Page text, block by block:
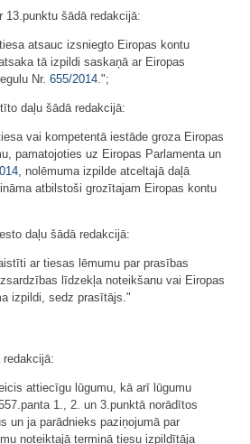
13.punktu šādā redakcijā:
atsauc izsniegto Eiropas kontu
tā izpildi saskaņā ar Eiropas
Nr. 655/2014 .";
daļu šādā redakcijā:
vai kompetentā iestāde groza Eiropas
pamatojoties uz Eiropas Parlamenta un
, nolēmuma izpilde atceltajā daļā
atbilstoši grozītajam Eiropas kontu
daļu šādā redakcijā:
ar tiesas lēmumu par prasības
līdzekļa noteikšanu vai Eiropas
izpildi, sedz prasītājs."
attiecīgu lūgumu, kā arī lūgumu
1., 2. un 3.punktā norādītos
un ja parādnieks paziņojumā par
noteiktajā termiņā tiesu izpildītāja